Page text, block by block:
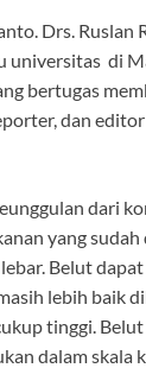
Drs. Ruslan
universitas di
bertugas
dan
dari
yang
Belut
lebih baik
tinggi.
dalam skala